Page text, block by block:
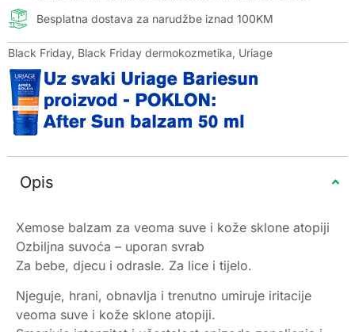
Besplatna dostava za narudžbe iznad 100KM
Black Friday, Black Friday dermokozmetika, Uriage
Opis
Xemose balzam za veoma suve i kože sklone atopiji
Ozbiljna suvoća – uporan svrab
Za bebe, djecu i odrasle. Za lice i tijelo.
Njeguje, hrani, obnavlja i trenutno umiruje iritacije
veoma suve i kože sklone atopiji.